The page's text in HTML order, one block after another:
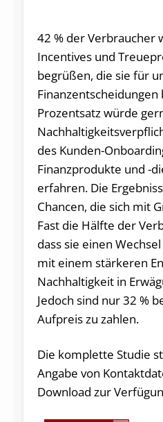
42 % der Verbraucher
Incentives und
begrüßen, die sie für
Prozentsatz würde
des Kunden-
Finanzprodukte und -
erfahren. Die
Chancen, die sich mit
Fast die Hälfte der
dass sie einen
mit einem stärkeren
Nachhaltigkeit in
Jedoch sind nur 32 %
Aufpreis zu zahlen.
Die komplette Studie
Angabe von
Download zur